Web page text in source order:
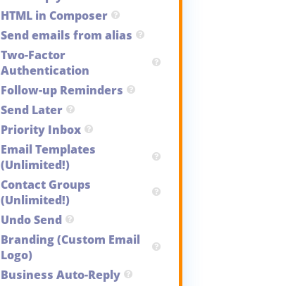
HTML in Composer
Send emails from alias
Two-Factor
Authentication
Follow-up Reminders
Send Later
Priority Inbox
Email Templates
(Unlimited!)
Contact Groups
(Unlimited!)
Undo Send
Branding (Custom Email
Logo)
Business Auto-Reply